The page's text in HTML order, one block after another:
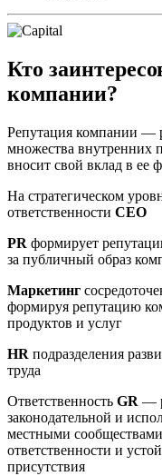
Кто
компании?
Репутация компании —
множества внутренних
вносит свой вклад в ее
На стратегическом
ответственности CEO
PR формирует
за публичный образ
Маркетинг
формируя репутацию
продуктов и услуг
HR подразделения
труда
Ответственность GR —
законодательной и
местными
ответственности и
присутствия